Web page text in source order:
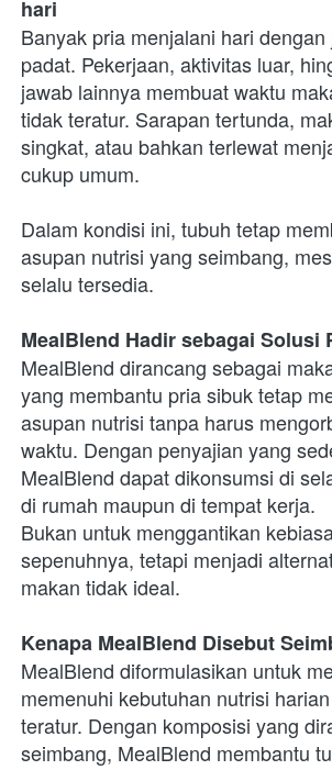
hari
Banyak pria menjalani hari
padat. Pekerjaan, aktivitas luar,
jawab lainnya membuat waktu
tidak teratur. Sarapan tertunda,
singkat, atau bahkan terlewat
cukup umum.
Dalam kondisi ini, tubuh tetap
asupan nutrisi yang seimbang,
selalu tersedia.
MealBlend Hadir sebagai Solusi
MealBlend dirancang sebagai
yang membantu pria sibuk tetap
asupan nutrisi tanpa harus
waktu. Dengan penyajian yang
MealBlend dapat dikonsumsi di
di rumah maupun di tempat kerja.
Bukan untuk menggantikan
sepenuhnya, tetapi menjadi
makan tidak ideal.
Kenapa MealBlend Disebut
MealBlend diformulasikan untuk
memenuhi kebutuhan nutrisi
teratur. Dengan komposisi yang
seimbang, MealBlend membantu